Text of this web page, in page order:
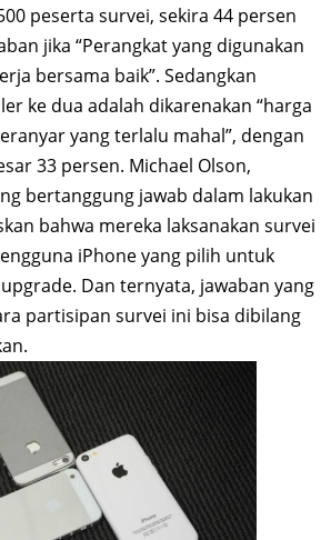
peserta survei, sekira 44 persen
jika “Perangkat yang digunakan
bersama baik”. Sedangkan
ke dua adalah dikarenakan “harga
yang terlalu mahal”, dengan
33 persen. Michael Olson,
bertanggung jawab dalam lakukan
bahwa mereka laksanakan survei
iPhone yang pilih untuk
Dan ternyata, jawaban yang
partisipan survei ini bisa dibilang